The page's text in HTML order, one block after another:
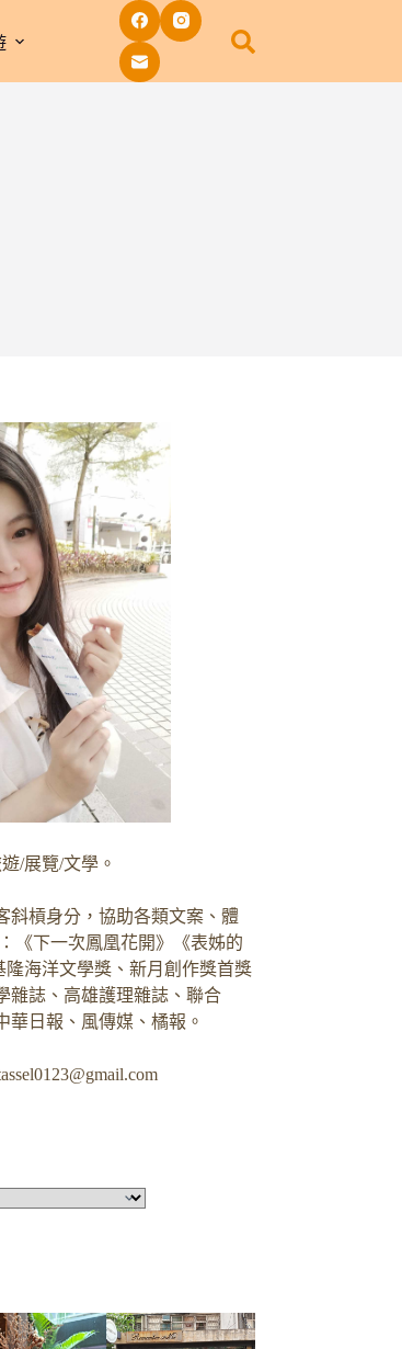
/展覽/文學。
斜槓身分，協助各類文案、體
《下一次鳳凰花開》《表姊的
隆海洋文學獎、新月創作獎首獎
雜誌、高雄護理雜誌、聯合
華日報、風傳媒、橘報。